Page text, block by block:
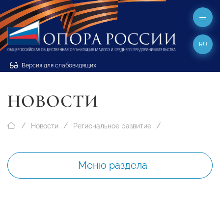
Версия для слабовидящих
RU
НОВОСТИ
Новости Региональное развитие
Меню раздела